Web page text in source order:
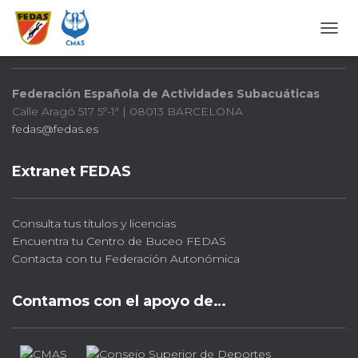
FEDAS
Federación Española de Actividades Subacuáticas
Calle Aragó 517 5º-1ª | 08013 BARCELONA
fedas@fedas.es
Extranet FEDAS
Consulta tus títulos y licencias
Encuentra tu Centro de Buceo FEDAS
Contacta con tu Federación Autonómica
Contamos con el apoyo de…